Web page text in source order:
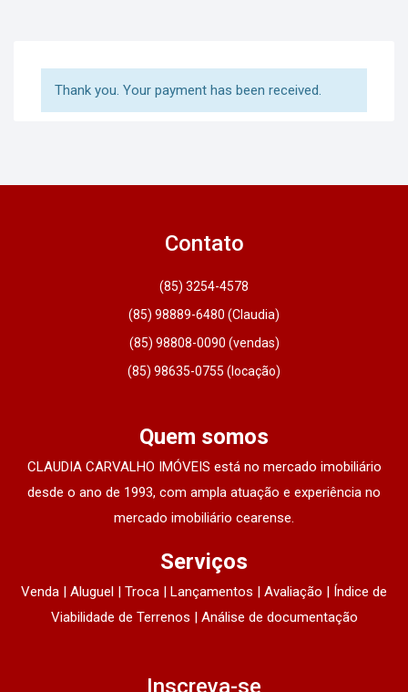
Thank you. Your payment has been received.
Contato
(85) 3254-4578
(85) 98889-6480 (Claudia)
(85) 98808-0090 (vendas)
(85) 98635-0755 (locação)
Quem somos
CLAUDIA CARVALHO IMÓVEIS está no mercado imobiliário
desde o ano de 1993, com ampla atuação e experiência no
mercado imobiliário cearense.
Serviços
Venda | Aluguel | Troca | Lançamentos | Avaliação | Índice de
Viabilidade de Terrenos | Análise de documentação
Inscreva-se